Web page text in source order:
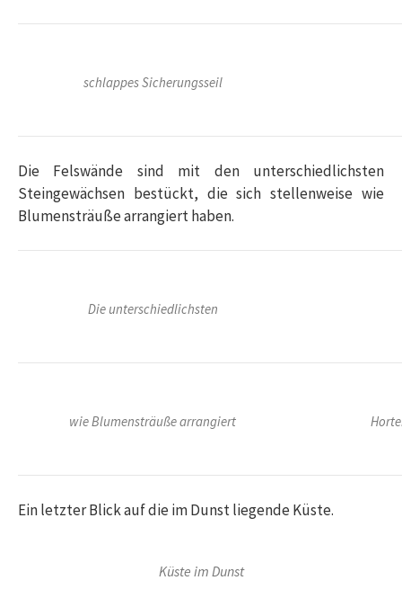
schlappes Sicherungsseil
Die Felswände sind mit den unterschiedlichsten
Steingewächsen bestückt, die sich stellenweise wie
Blumensträuße arrangiert haben.
Die unterschiedlichsten
wie Blumensträuße arrangiert
Ein letzter Blick auf die im Dunst liegende Küste.
Küste im Dunst